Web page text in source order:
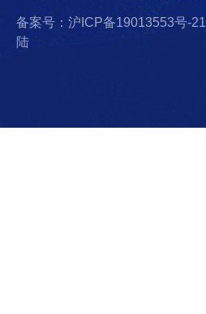
备案号：沪ICP备19013553号-21
陆